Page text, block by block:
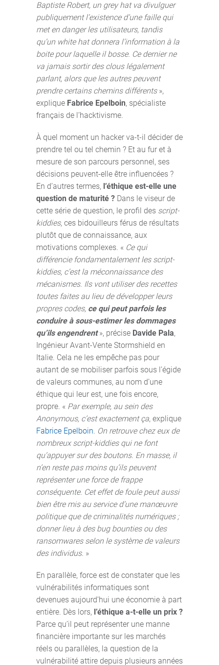
Baptiste Robert, un grey hat va divulguer
publiquement l’existence d’une faille qui
met en danger les utilisateurs, tandis
qu’un white hat donnera l’information à la
boite pour laquelle il bosse. Ce dernier ne
va jamais sortir des clous légalement
parlant, alors que les autres peuvent
prendre certains chemins différents»,
explique Fabrice Epelboin, spécialiste
français de l’hacktivisme.
À quel moment un hacker va-t-il décider de
prendre tel ou tel chemin ? Et au fur et à
mesure de son parcours personnel, ses
décisions peuvent-elle être influencées ?
En d’autres termes, l’éthique est-elle une
question de maturité ? Dans le viseur de
cette série de question, le profil des script-
kiddies, ces bidouilleurs férus de résultats
plutôt que de connaissance, aux
motivations complexes. « Ce qui
différencie fondamentalement les script-
kiddies, c’est la méconnaissance des
mécanismes. Ils vont utiliser des recettes
toutes faites au lieu de développer leurs
propres codes, ce qui peut parfois les
conduire à sous-estimer les dommages
qu’ils engendrent», précise Davide Pala,
Ingénieur Avant-Vente Stormshield en
Italie. Cela ne les empêche pas pour
autant de se mobiliser parfois sous l’égide
de valeurs communes, au nom d’une
éthique qui leur est, une fois encore,
propre. « Par exemple, au sein des
Anonymous, c’est exactement ça, explique
Fabrice Epelboin. On retrouve chez eux de
nombreux script-kiddies qui ne font
qu’appuyer sur des boutons. En masse, il
n’en reste pas moins qu’ils peuvent
représenter une force de frappe
conséquente. Cet effet de foule peut aussi
bien être mis au service d’une manœuvre
politique que de criminalités numériques ;
donner lieu à des bug bounties ou des
ransomwares selon le système de valeurs
des individus. »
En parallèle, force est de constater que les
vulnérabilités informatiques sont
devenues aujourd’hui une économie à part
entière. Dès lors, l’éthique a-t-elle un prix ?
Parce qu’il peut représenter une manne
financière importante sur les marchés
réels ou parallèles, la question de la
vulnérabilité attire depuis plusieurs années